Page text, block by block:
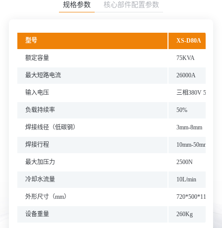
规格参数 核心部件配置参数
型号 XS-D80A
额定容量 75KVA
最大短路电流 26000A
输入电压 三相380V 50/
负载持续率 50%
焊接线径（低碳钢） 3mm-8mm
焊接行程 10mm-50mm
最大加压力 2500N
冷却水流量 10L/min
外形尺寸（mm） 720*500*1150
设备重量 260Kg